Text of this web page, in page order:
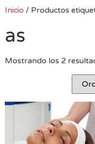
Inicio / Productos
as
Mostrando los 2